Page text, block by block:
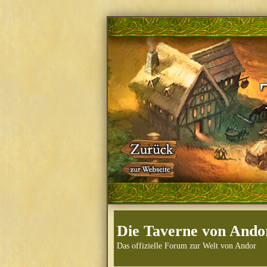
Die Taverne von
Das offizielle Forum zur Welt von Andor